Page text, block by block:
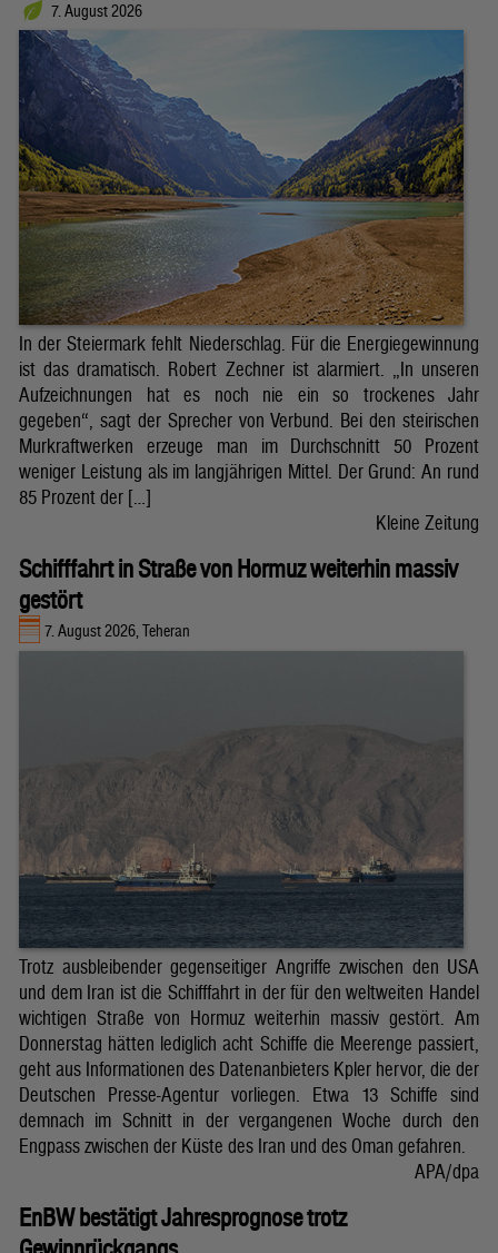
7. August 2026
In der Steiermark fehlt Niederschlag. Für die Energiegewinnung
ist das dramatisch. Robert Zechner ist alarmiert. „In unseren
Aufzeichnungen hat es noch nie ein so trockenes Jahr
gegeben“, sagt der Sprecher von Verbund. Bei den steirischen
Murkraftwerken erzeuge man im Durchschnitt 50 Prozent
weniger Leistung als im langjährigen Mittel. Der Grund: An rund
85 Prozent der […]
Kleine Zeitung
Schifffahrt in Straße von Hormuz weiterhin massiv
gestört
7. August 2026, Teheran
Trotz ausbleibender gegenseitiger Angriffe zwischen den USA
und dem Iran ist die Schifffahrt in der für den weltweiten Handel
wichtigen Straße von Hormuz weiterhin massiv gestört. Am
Donnerstag hätten lediglich acht Schiffe die Meerenge passiert,
geht aus Informationen des Datenanbieters Kpler hervor, die der
Deutschen Presse-Agentur vorliegen. Etwa 13 Schiffe sind
demnach im Schnitt in der vergangenen Woche durch den
Engpass zwischen der Küste des Iran und des Oman gefahren.
APA/dpa
EnBW bestätigt Jahresprognose trotz